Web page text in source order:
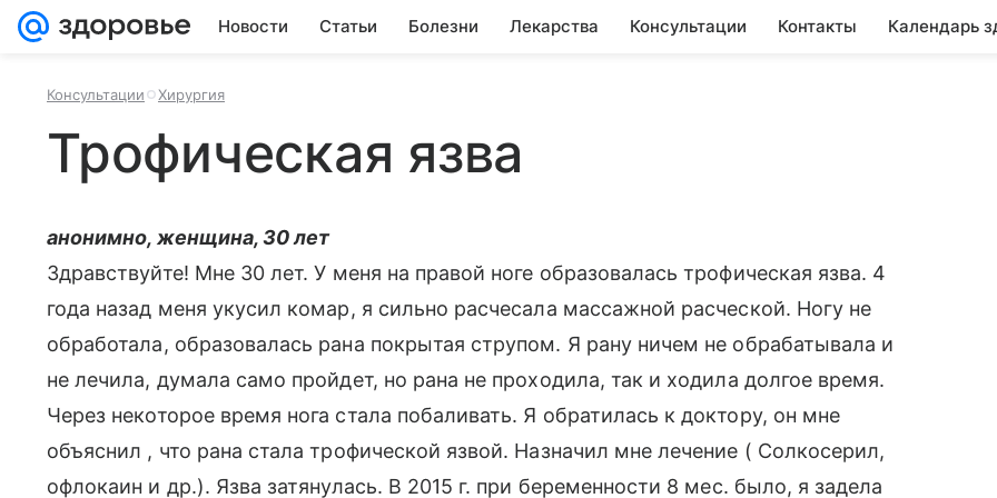
Новости Статьи Болезни Лекарства Консультации Контакты Календарь
Консультации Хирургия
Трофическая язва
анонимно, женщина, 30 лет
Здравствуйте! Мне 30 лет. У меня на правой ноге образовалась трофическая язва. 4
года назад меня укусил комар, я сильно расчесала массажной расческой. Ногу не
обработала, образовалась рана покрытая струпом. Я рану ничем не обрабатывала и
не лечила, думала само пройдет, но рана не проходила, так и ходила долгое время.
Через некоторое время нога стала побаливать. Я обратилась к доктору, он мне
объяснил , что рана стала трофической язвой. Назначил мне лечение ( Солкосерил,
офлокаин и др.). Язва затянулась. В 2015 г. при беременности 8 мес. было, я задела